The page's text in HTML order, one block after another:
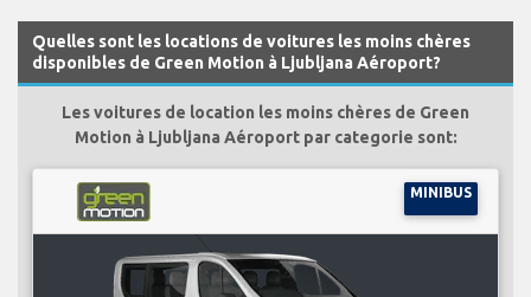
Quelles sont les locations de voitures les moins chères
disponibles de Green Motion à Ljubljana Aéroport?
Les voitures de location les moins chères de Green
Motion à Ljubljana Aéroport par categorie sont:
MINIBUS